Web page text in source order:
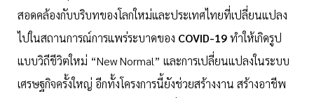
สอดคล้องกับบริบทของโลกใหม่และประเทศไทยที่เปลี่ยนแปลง
ไปในสถานการณ์การแพร่ระบาดของ COVID-19ทำให้เกิดรูป
แบบวิถีชีวิตใหม่ “New Normal” และการเปลี่ยนแปลงในระบบ
เศรษฐกิจครั้งใหญ่ อีกทั้งโครงการนี้ยังช่วยสร้างงาน สร้างอาชีพ